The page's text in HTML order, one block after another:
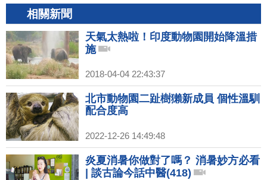
相關新聞
天氣太熱啦！印度動物園開始降溫措
施
2018-04-04 22:43:37
北市動物園二趾樹獺新成員 個性溫馴
配合度高
2022-12-26 14:49:48
炎夏消暑你做對了嗎？ 消暑妙方必看
| 談古論今話中醫(418)